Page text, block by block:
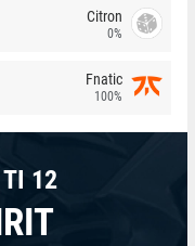
Citron
0%
Fnatic
100%
12